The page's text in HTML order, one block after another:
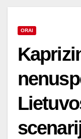
ORAI